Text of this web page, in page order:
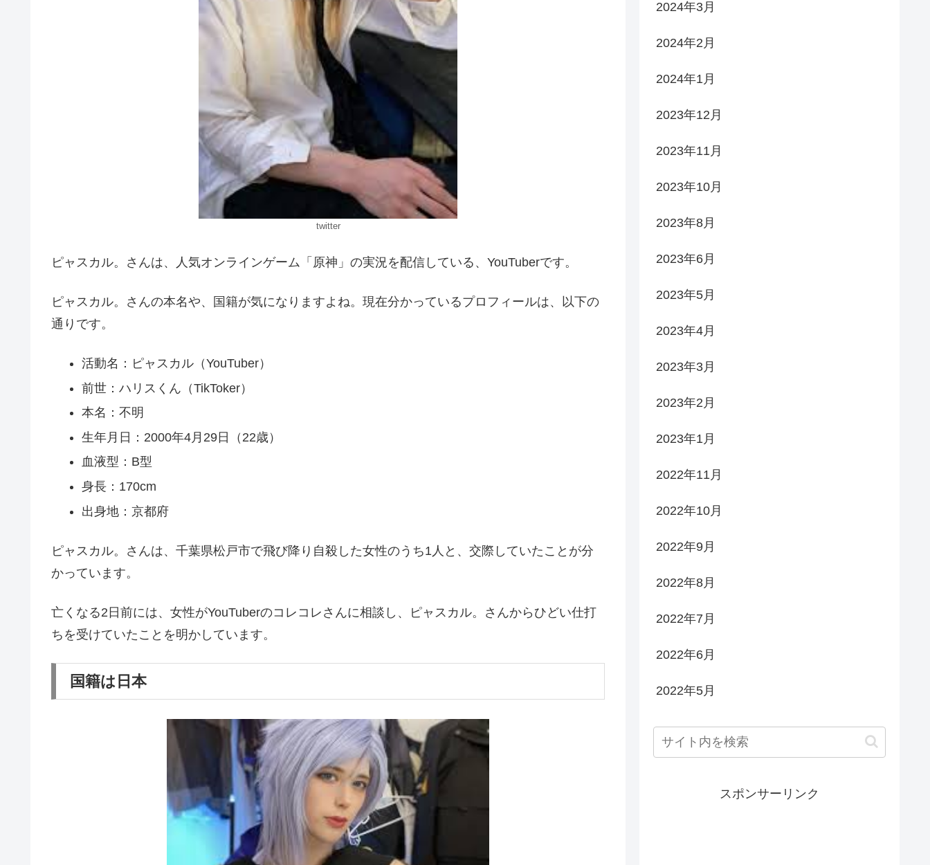
twitter
ピャスカル。さんは、人気オンラインゲーム「原神」の実況を配信している、YouTuberです。
ピャスカル。さんの本名や、国籍が気になりますよね。現在分かっているプロフィールは、以下の
通りです。
活動名：ピャスカル（YouTuber）
前世：ハリスくん（TikToker）
本名：不明
生年月日：2000年4月29日（22歳）
血液型：B型
身長：170cm
出身地：京都府
ピャスカル。さんは、千葉県松戸市で飛び降り自殺した女性のうち1人と、交際していたことが分
かっています。
亡くなる2日前には、女性がYouTuberのコレコレさんに相談し、ピャスカル。さんからひどい仕打
ちを受けていたことを明かしています。
国籍は日本
2024年3月
2024年2月
2024年1月
2023年12月
2023年11月
2023年10月
2023年8月
2023年6月
2023年5月
2023年4月
2023年3月
2023年2月
2023年1月
2022年11月
2022年10月
2022年9月
2022年8月
2022年7月
2022年6月
2022年5月
スポンサーリンク